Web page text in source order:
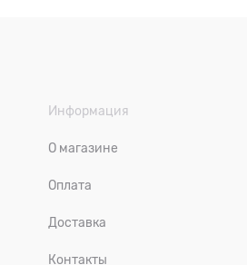
Информация
О магазине
Оплата
Доставка
Контакты